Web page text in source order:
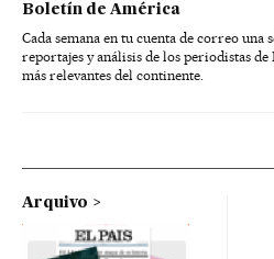
Boletín de América
Cada semana en tu cuenta de correo una
reportajes y análisis de los periodistas
más relevantes del continente.
Arquivo